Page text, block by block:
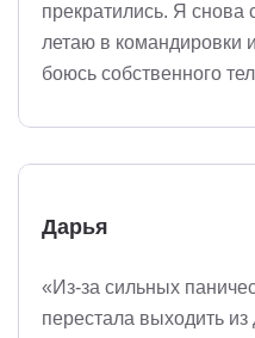
прекратились. Я
летаю в командировки
боюсь собственного
Дарья
«Из-за сильных
перестала выходить